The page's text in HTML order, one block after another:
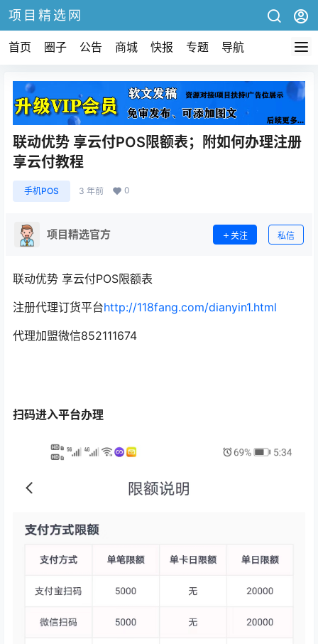
项目精选网
首页 圈子 公告 商城 快报 专题 导航
联动优势 享云付POS限额表；附如何办理注册
享云付教程
手机POS 3 年前 0
项目精选官方 关注 私信
联动优势 享云付POS限额表
注册代理订货平台http://118fang.com/dianyin1.html
代理加盟微信852111674
扫码进入平台办理